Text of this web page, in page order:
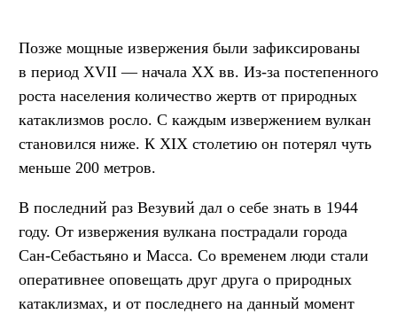
Позже мощные извержения были зафиксированы
в период XVII — начала XX вв. Из-за постепенного
роста населения количество жертв от природных
катаклизмов росло. С каждым извержением вулкан
становился ниже. К XIX столетию он потерял чуть
меньше 200 метров.
В последний раз Везувий дал о себе знать в 1944
году. От извержения вулкана пострадали города
Сан-Себастьяно и Масса. Со временем люди стали
оперативнее оповещать друг друга о природных
катаклизмах, и от последнего на данный момент